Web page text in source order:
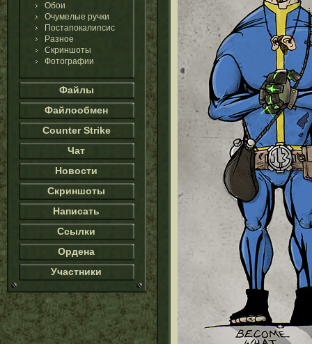
Обои
Очумелые ручки
Постапокалипсис
Разное
Скриншоты
Фотографии
Файлы
Файлообмен
Counter Strike
Чат
Новости
Скриншоты
Написать
Ссылки
Ордена
Участники